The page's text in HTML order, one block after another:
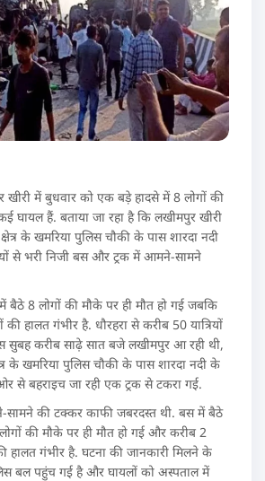
खीरी में बुधवार को एक बड़े हादसे में 8 लोगों की
घायल हैं. बताया जा रहा है कि लखीमपुर खीरी
के खमरिया पुलिस चौकी के पास शारदा नदी
से भरी निजी बस और ट्रक में आमने-सामने
8 लोगों की मौके पर ही मौत हो गई जबकि
की हालत गंभीर है. धौरहरा से करीब 50 यात्रियों
सुबह करीब साढ़े सात बजे लखीमपुर आ रही थी,
के खमरिया पुलिस चौकी के पास शारदा नदी के
से बहराइच जा रही एक ट्रक से टकरा गई.
की टक्कर काफी जबरदस्त थी. बस में बैठे
की मौके पर ही मौत हो गई और करीब 2
हालत गंभीर है. घटना की जानकारी मिलने के
बल पहुंच गई है और घायलों को अस्पताल में